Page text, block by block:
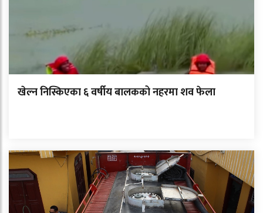
खेल्न निस्किएका ६ वर्षीय बालकको नहरमा शव फेला